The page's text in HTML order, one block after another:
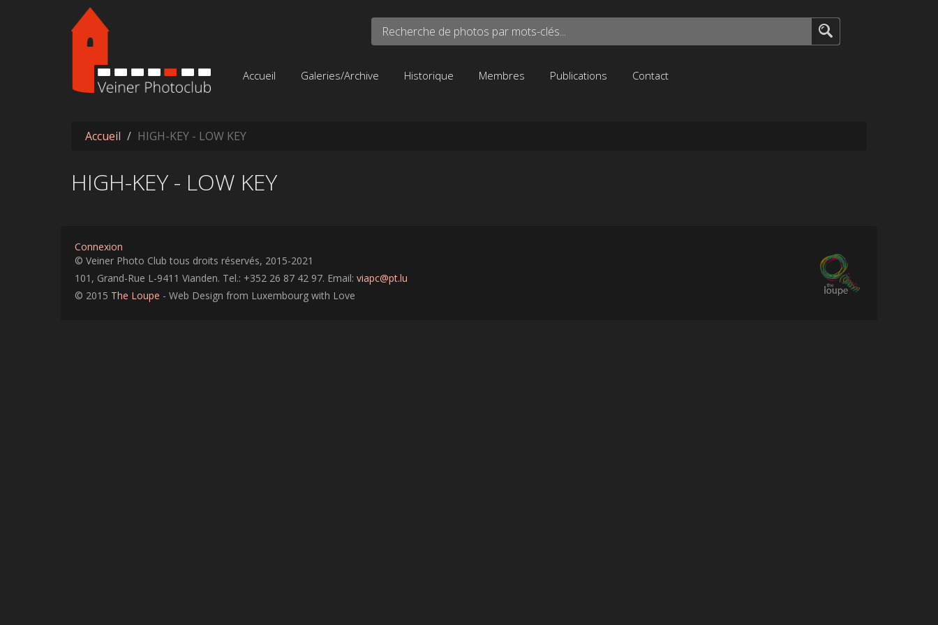
Aller au contenu principal
Recherche de photos par mots-clés...
Accueil Galeries/Archive Historique Membres Publications Contact
Accueil HIGH-KEY - LOW KEY
HIGH-KEY - LOW KEY
Connexion
© Veiner Photo Club tous droits réservés, 2015-2021
101, Grand-Rue L-9411 Vianden. Tel.: +352 26 87 42 97. Email: viapc@pt.lu
© 2015 The Loupe - Web Design from Luxembourg with Love